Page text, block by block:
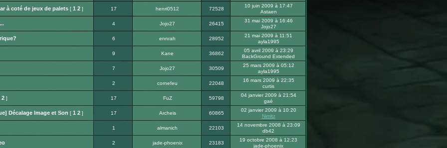
à coté de jeux de palets[ 1 2] 17 henri0512 72528
10 juin 2009 à 17:47
Astaen
4 Jojo27 26415
31 mai 2009 à 16:46
Jojo27
6 ennrah 28952
21 mai 2009 à 11:51
ayla1995
9 Kane 36862
05 avril 2009 à 23:29
BackGround Extended
7 Jojo27 30509
25 mars 2009 à 05:12
ayla1995
2 cornefeu 22048
16 mars 2009 à 22:35
curtis
2] 17 FuZ 59798
04 janvier 2009 à 21:54
gaé
Décalage Image et Son [ 1 2] 17 Archeis 60865
02 janvier 2009 à 10:20
Nimitz
1 almanich 22103
14 novembre 2008 à 23:09
db42
2 jade-phoenix 23183
19 octobre 2008 à 12:23
jade-phoenix